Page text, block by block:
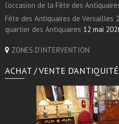
l’occasion de la Fête des
Fête des Antiquaires de Versailles
quartier des Antiquaires 12 mai
ZONES D'INTERVENTION
ACHAT / VENTE